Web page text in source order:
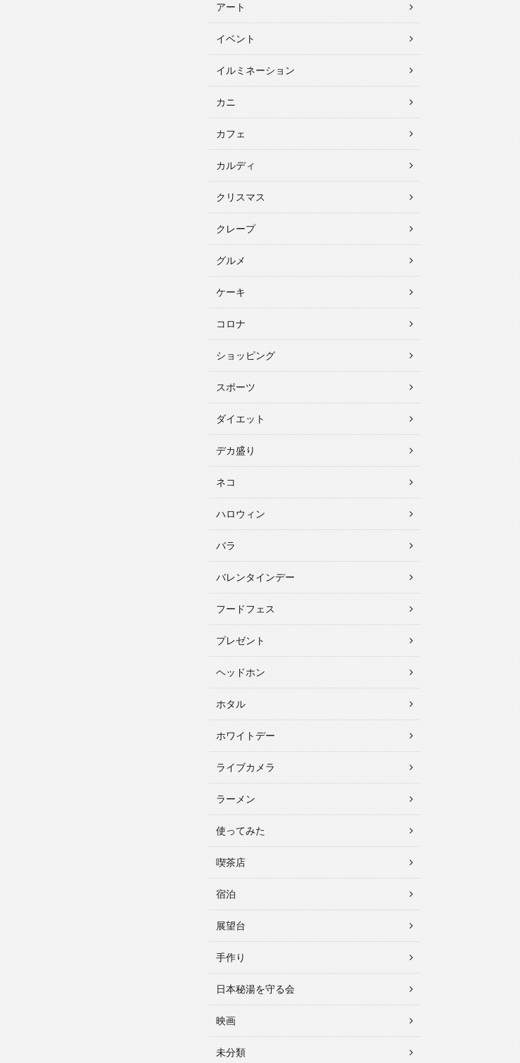
アート
イベント
イルミネーション
カニ
カフェ
カルディ
クリスマス
クレープ
グルメ
ケーキ
コロナ
ショッピング
スポーツ
ダイエット
デカ盛り
ネコ
ハロウィン
バラ
バレンタインデー
フードフェス
プレゼント
ヘッドホン
ホタル
ホワイトデー
ライブカメラ
ラーメン
使ってみた
喫茶店
宿泊
展望台
手作り
日本秘湯を守る会
映画
未分類